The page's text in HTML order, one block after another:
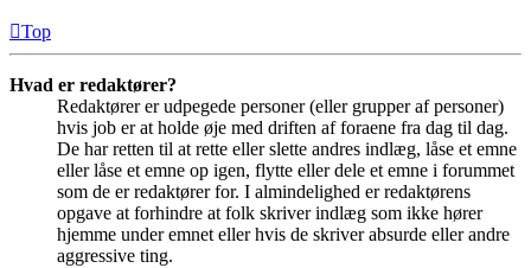
Top
Hvad er redaktører?
Redaktører er udpegede personer (eller grupper af personer)
hvis job er at holde øje med driften af foraene fra dag til dag.
De har retten til at rette eller slette andres indlæg, låse et emne
eller låse et emne op igen, flytte eller dele et emne i forummet
som de er redaktører for. I almindelighed er redaktørens
opgave at forhindre at folk skriver indlæg som ikke hører
hjemme under emnet eller hvis de skriver absurde eller andre
aggressive ting.